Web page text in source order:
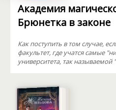
Академия
Брюнетка в законе
Как поступить в том случае,
факультет, где учатся самые
университета, так